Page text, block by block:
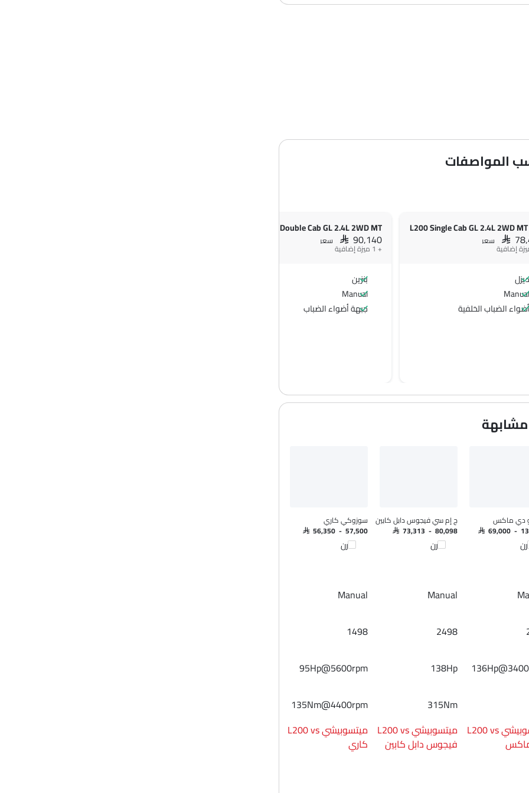
L200 Single Cab GL 2.4L 2WD
SAR سعر
ديزل
Manual
أضواء الضباب الخلفية
L200 Double Cab GL 2.4L 2WD MT
SAR 90,140 سعر
+ 1 ميزة إضافية
بنزين
Manual
جبهة أضواء الضباب
دي ماكس
SAR 69,000 -
ج إم سي فيجوس دابل كابين
SAR 73,313 - 80,098
قارن
سوزوكي كاري
SAR 56,350 - 57,500
قارن
Manual
Manual
2498
1498
138Hp
95Hp@5600rpm
315Nm
135Nm@4400rpm
ميتسوبيشي L200 vs
ميتسوبيشي L200 vs
فيجوس دابل كابين
ميتسوبيشي L200 vs
كاري